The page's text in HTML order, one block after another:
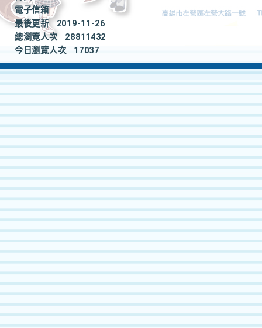
電子信箱
最後更新
2019-11-26
總瀏覽人次
28811432
今日瀏覽人次
17037